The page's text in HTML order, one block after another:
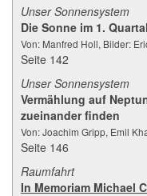
Unser Sonnensystem
Die Sonne im 1.
Von: Manfred Holl, Bilder:
Seite 142
Unser Sonnensystem
Vermählung auf
zueinander finden
Von: Joachim Gripp, Emil
Seite 146
Raumfahrt
In Memoriam Michael